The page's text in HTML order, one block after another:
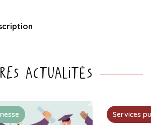
actualités
Services